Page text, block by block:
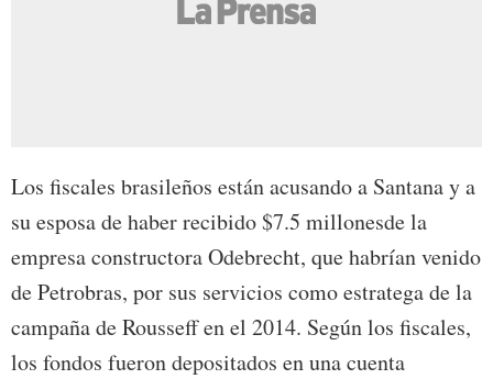
Los fiscales brasileños están acusando a Santana y a
su esposa de haber recibido $7.5 millonesde la
empresa constructora Odebrecht, que habrían venido
de Petrobras, por sus servicios como estratega de la
campaña de Rousseff en el 2014. Según los fiscales,
los fondos fueron depositados en una cuenta